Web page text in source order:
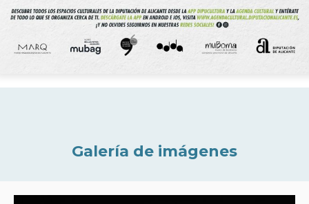
Galería de imágenes